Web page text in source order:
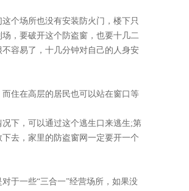
个场所也没有安装防火门，楼下只
，要破开这个防盗窗，也要十几二
容易了，十几分钟对自己的人身安
住在高层的居民也可以站在窗口等
下，可以通过这个逃生口来逃生;第
去，家里的防盗窗网一定要开一个
于一些“三合一”经营场所，如果没